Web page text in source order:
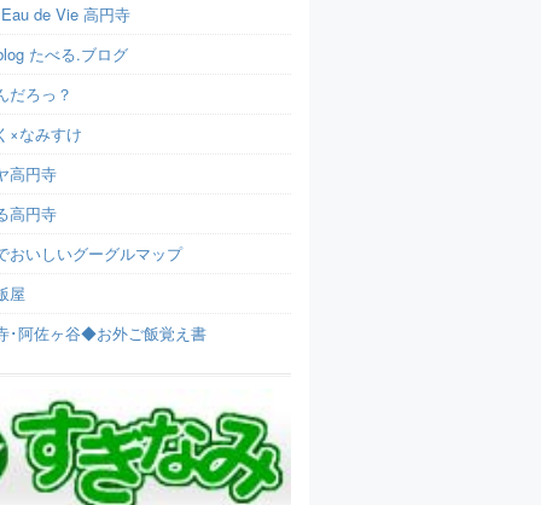
de Vie 高円寺
たべる.ブログ
だろっ？
×なみすけ
高円寺
高円寺
おいしいグーグルマップ
屋
･阿佐ヶ谷◆お外ご飯覚え書